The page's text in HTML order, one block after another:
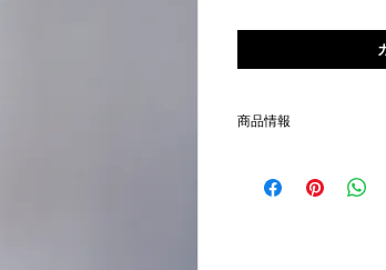
商品情報
コットン97％ エラスタン